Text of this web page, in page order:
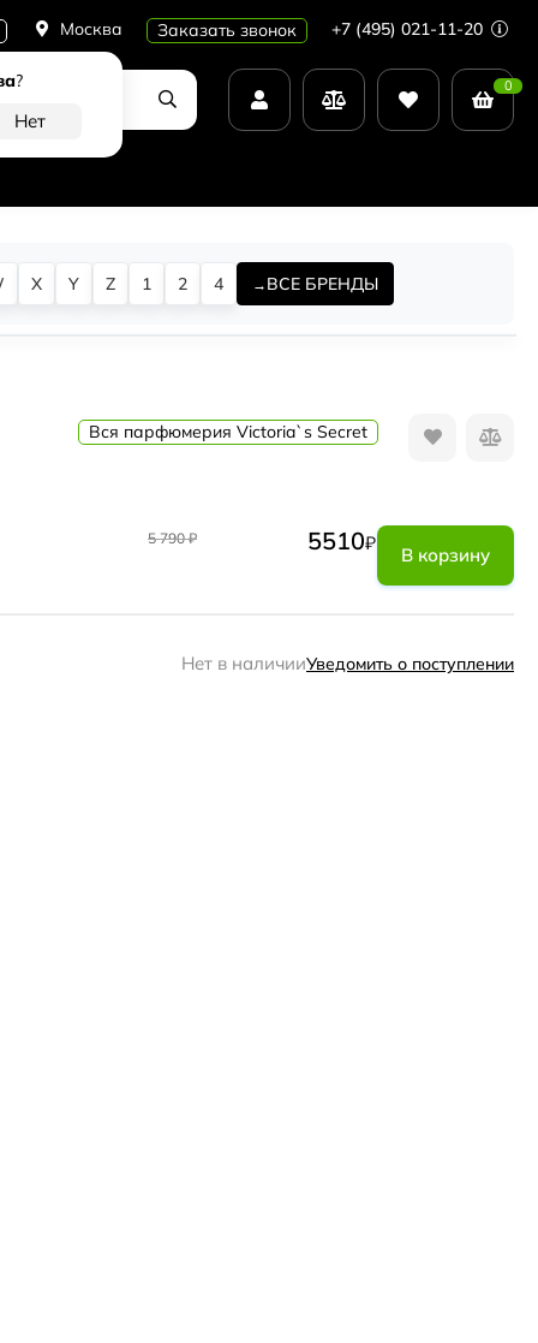
Москва
?
Заказать звонок +7 (495) 021-11-20
0
X Y Z 1 2 4 ВСЕ БРЕНДЫ
Вся парфюмерия Victoria`s Secret
5 790₽ 5510₽
В корзину
Нет в наличииУведомить о поступлении